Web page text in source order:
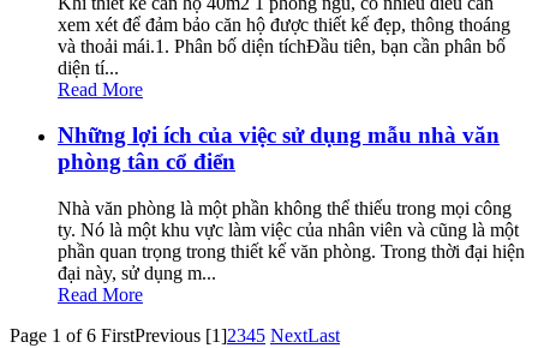
xem xét để đảm bảo căn hộ được thiết kế đẹp, thông thoáng
và thoải mái.1. Phân bố diện tíchĐầu tiên, bạn cần phân bố
diện tí...
Read More
Những lợi ích của việc sử dụng mẫu nhà văn
phòng tân cổ điển
Nhà văn phòng là một phần không thể thiếu trong mọi công
ty. Nó là một khu vực làm việc của nhân viên và cũng là một
phần quan trọng trong thiết kế văn phòng. Trong thời đại hiện
đại này, sử dụng m...
Read More
Page 1 of 6 FirstPrevious [1]2345 NextLast